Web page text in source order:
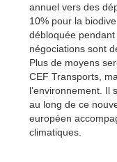
annuel vers des
10% pour la
débloquée
négociations sont
Plus de moyens
CEF Transports,
l’environnement. Il
au long de ce
européen
climatiques.